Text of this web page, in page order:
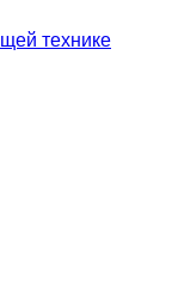
технике